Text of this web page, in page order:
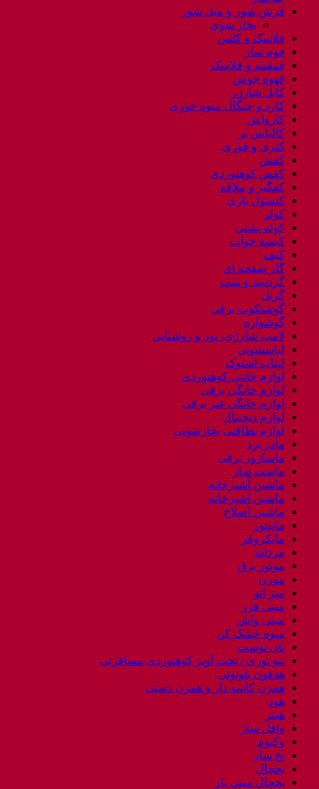
فرش شور و مبل شور
بخار شوی
فلاسک و کلمن
فوم ساز
قمقمه و فلاسک
قهوه جوش
کابل شارژر
کارد و چنگال میوه خوری
کارواش
کالباس بر
کتری و قوری
کفش
کفش کوهنوردی
کفگیر و ملاقه
کنسول بازی
کولر
کوله پشتی
کیسه خواب
کیف
گاز صفحه ای
گردنبند و ست
گریل
گوشتکوب برقی
گوشواره
لامپ شارژی، نور و روشنایی
لباسشویی
لپتاب استوک
لوازم جانبی کوهنوردی
لوازم خانگی برقی
لوازم خانگی غیر برقی
لوازم دیجیتال
لوازم نظافتی بخارشویی
مادر برد
ماساژور برقی
ماست ساز
ماشین آشپزخانه
ماشین اشپزخانه
ماشین اصلاح
مانیتور
مایکروفر
مردانه
موتور برق
موزن
میز اتو
مینی فرز
مینی واش
میوه خشک کن
نان توست
ننو توری / تخت آویز کوهنوردی مسافرتی
هدفون بلوتوثی
همزن کاسه دار و همزن دستی
هود
هیتر
وافل ساز
وکیوم
یخ ساز
یخچال
یخچال مینی بار